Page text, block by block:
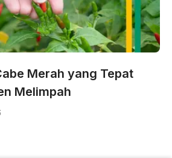
Merah yang Tepat
Melimpah